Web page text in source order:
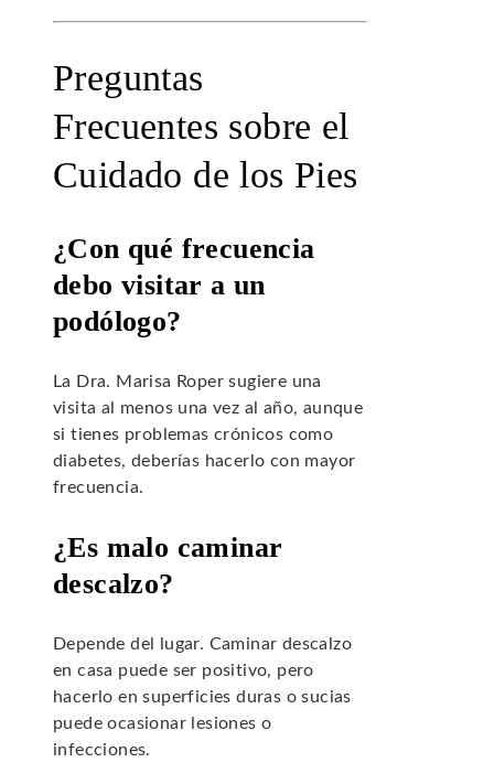
Preguntas
Frecuentes sobre el
Cuidado de los Pies
¿Con qué frecuencia
debo visitar a un
podólogo?
La Dra. Marisa Roper sugiere una
visita al menos una vez al año, aunque
si tienes problemas crónicos como
diabetes, deberías hacerlo con mayor
frecuencia.
¿Es malo caminar
descalzo?
Depende del lugar. Caminar descalzo
en casa puede ser positivo, pero
hacerlo en superficies duras o sucias
puede ocasionar lesiones o
infecciones.